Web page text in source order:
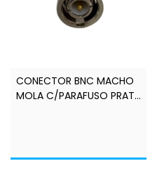
CONECTOR BNC MACHO
MOLA C/PARAFUSO PRATA